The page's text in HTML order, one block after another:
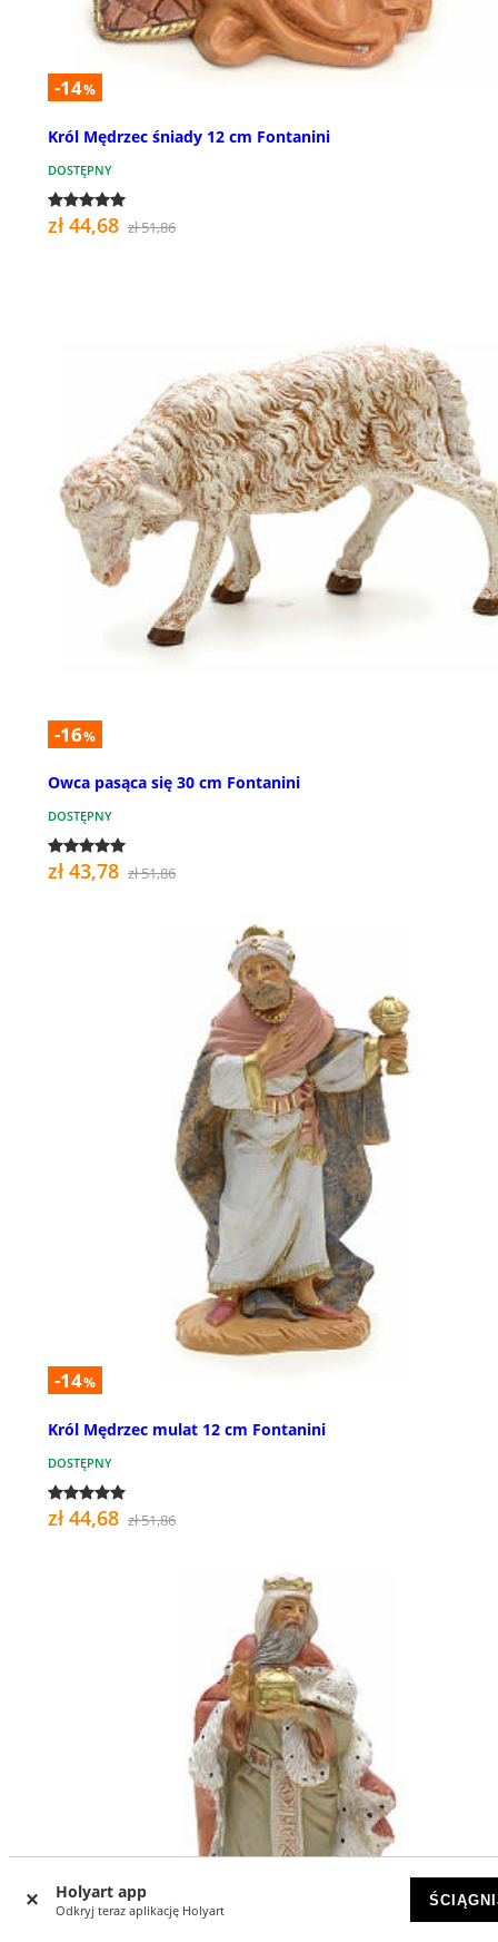
Holyart app
Odkryj teraz aplikację Holyart
-14%
Król Mędrzec śniady 12 cm Fontanini
DOSTĘPNY
zł 44,68 zł 51,86
-16%
Owca pasąca się 30 cm Fontanini
DOSTĘPNY
zł 43,78 zł 51,86
-14%
Król Mędrzec mulat 12 cm Fontanini
DOSTĘPNY
zł 44,68 zł 51,86